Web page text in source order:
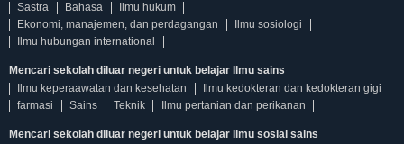
Sastra
Bahasa
Ilmu hukum
Ekonomi, manajemen, dan perdagangan
Ilmu sosiologi
Ilmu hubungan international
Mencari sekolah diluar negeri untuk belajar Ilmu sains
Ilmu keperaawatan dan kesehatan
Ilmu kedokteran dan kedokteran gigi
farmasi
Sains Teknik Ilmu pertanian dan perikanan
Mencari sekolah diluar negeri untuk belajar Ilmu sosial sains